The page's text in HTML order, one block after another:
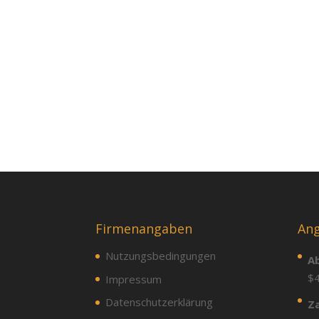
Firmenangaben
Nutzungsbedingungen
Impressum
Datenschutzerklärung
$